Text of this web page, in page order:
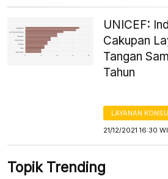
UNICEF:
Cakupan
Tangan
Tahun
LAYANAN
21/12/2021 16:30
Topik Trending